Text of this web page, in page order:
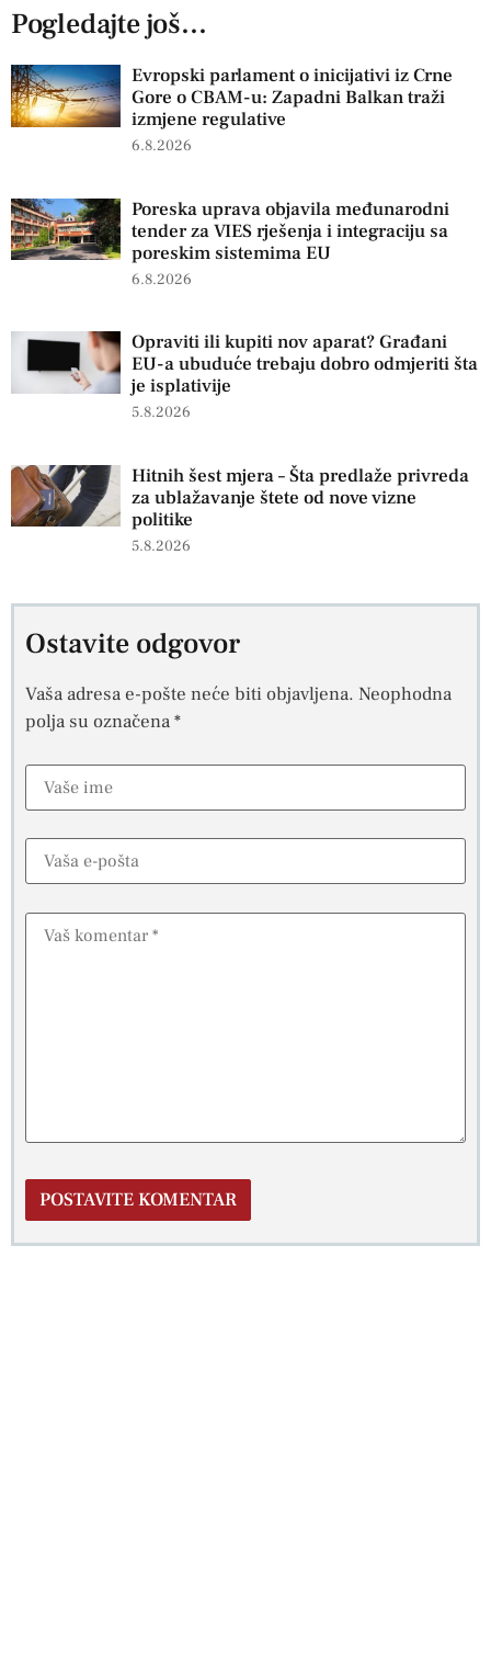
Pogledajte još...
Evropski parlament o inicijativi iz Crne
Gore o CBAM-u: Zapadni Balkan traži
izmjene regulative
6.8.2026
Poreska uprava objavila međunarodni
tender za VIES rješenja i integraciju sa
poreskim sistemima EU
6.8.2026
Opraviti ili kupiti nov aparat? Građani
EU-a ubuduće trebaju dobro odmjeriti šta
je isplativije
5.8.2026
Hitnih šest mjera – Šta predlaže privreda
za ublažavanje štete od nove vizne
politike
5.8.2026
Ostavite odgovor
Vaša adresa e-pošte neće biti objavljena. Neophodna
polja su označena*